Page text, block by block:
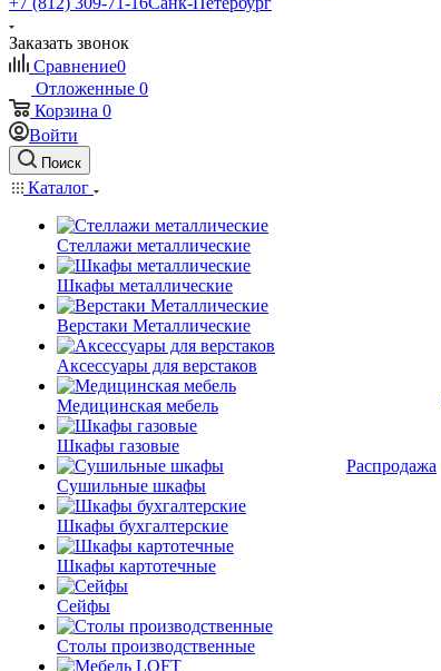
Заказать звонок
Сравнение0
Отложенные 0
Корзина 0
Войти
Поиск
Каталог
Стеллажи металлические
Шкафы металлические
Верстаки Металлические
Аксессуары для верстаков
Медицинская мебель
Шкафы газовые
Сушильные шкафы
Шкафы бухгалтерские
Шкафы картотечные
Сейфы
Столы производственные
Распродажа